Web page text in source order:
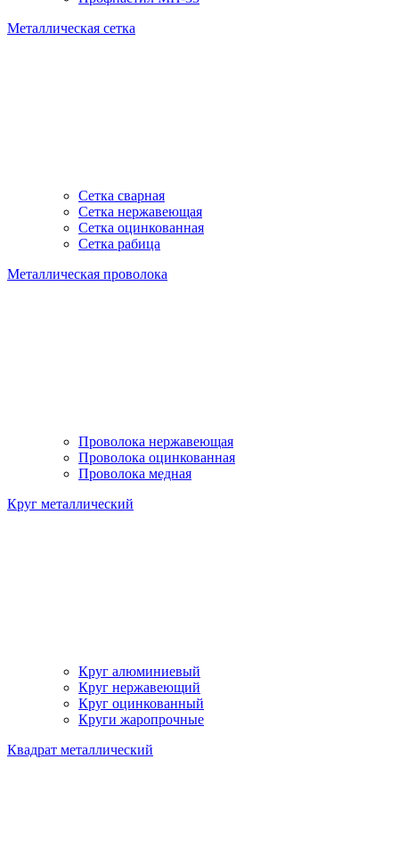
Металлическая сетка
Сетка сварная
Сетка нержавеющая
Сетка оцинкованная
Сетка рабица
Металлическая проволока
Проволока нержавеющая
Проволока оцинкованная
Проволока медная
Круг металлический
Круг алюминиевый
Круг нержавеющий
Круг оцинкованный
Круги жаропрочные
Квадрат металлический